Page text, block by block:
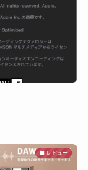
レビュー